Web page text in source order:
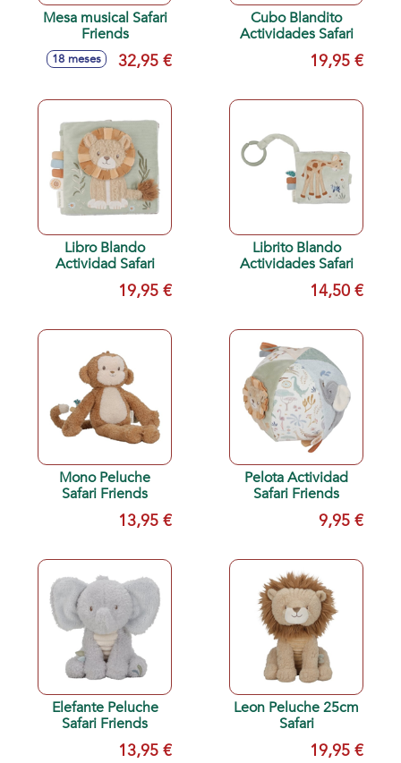
Mesa musical Safari
Friends
18 meses 32,95 €
Cubo Blandito
Actividades Safari
19,95 €
Libro Blando
Actividad Safari
19,95 €
Librito Blando
Actividades Safari
14,50 €
Mono Peluche
Safari Friends
13,95 €
Pelota Actividad
Safari Friends
9,95 €
Elefante Peluche
Safari Friends
13,95 €
Leon Peluche 25cm
Safari
19,95 €